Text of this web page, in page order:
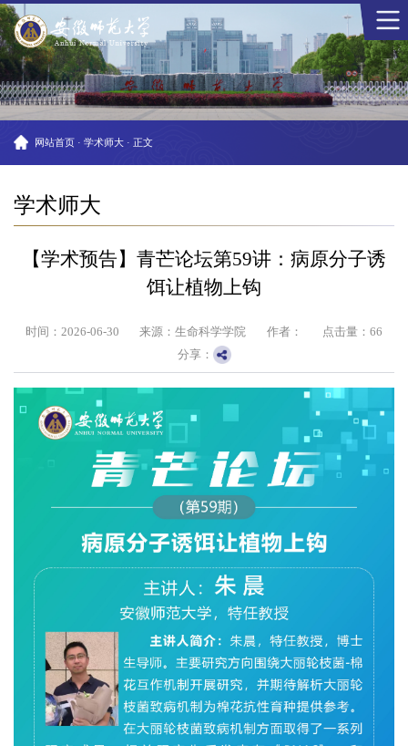
网站首页 · 学术师大 · 正文
学术师大
【学术预告】青芒论坛第59讲：病原分子诱
饵让植物上钩
时间：2026-06-30 来源：生命科学学院 作者： 点击量：66
分享：